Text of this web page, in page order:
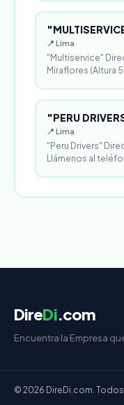
📍 Lima
"Multiservice"
Miraflores (Altura
"PERU
📍 Lima
"Peru Drivers"
Llámenos al
DireDi.com
Encuentra la Empresa
© 2026 DireDi.com.